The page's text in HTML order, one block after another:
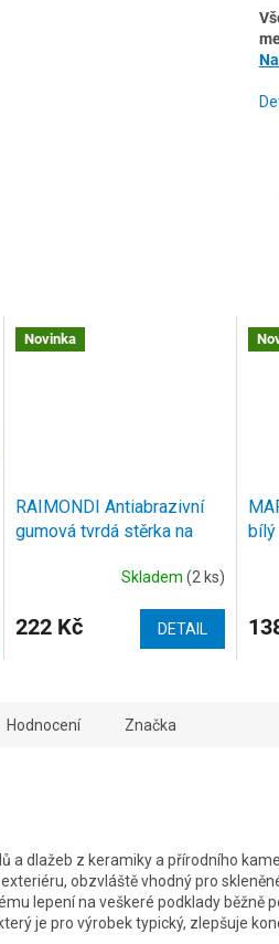
Novinka
RAIMONDI Antiabrazivní
gumová tvrdá stěrka na
Skladem (2 ks)
222 Kč DETAIL
bílý
Hodnocení Značka
a dlažeb z keramiky a přírodního
obzvláště vhodný pro
lepení na veškeré podklady běžně
je pro výrobek typický, zlepšuje